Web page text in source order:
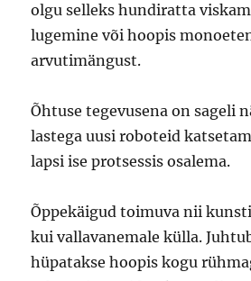
olgu selleks hundiratta
lugemine või hoopis
arvutimängust.
Õhtuse tegevusena on sageli
lastega uusi roboteid
lapsi ise protsessis osalema.
Õppekäigud toimuva nii
kui vallavanemale külla.
hüpatakse hoopis kogu